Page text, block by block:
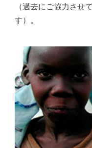
（過去にご協力させ
す）。